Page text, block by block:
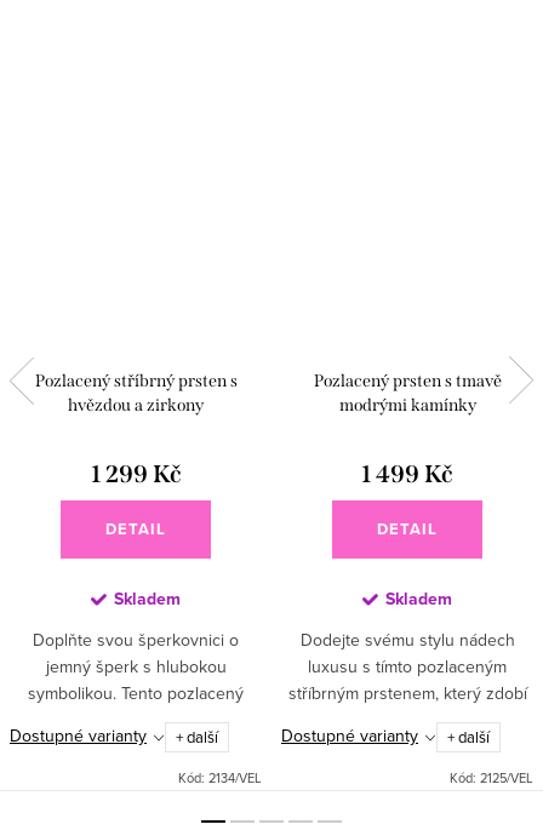
Pozlacený stříbrný prsten s
hvězdou a zirkony
1 299 Kč
DETAIL
Skladem
Doplňte svou šperkovnici o
jemný šperk s hlubokou
symbolikou. Tento pozlacený
stříbrný prsten zdobí elegantní
hvězdička osázená třpytivými
čirými zirkony, která symbolizuje...
Dostupné varianty + další
Kód: 2134/VEL
Pozlacený prsten s tmavě
modrými kamínky
1 499 Kč
DETAIL
Skladem
Dodejte svému stylu nádech
luxusu s tímto pozlaceným
stříbrným prstenem, který zdobí
zářivé modré zirkony doplněné
jemnými čirými zirkony. Sytě
modré kameny připomínající
Dostupné varianty + další
Kód: 2125/VEL